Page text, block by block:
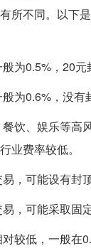
所不同。以下
为0.5%，20元
为0.6%，没有
饮、娱乐等高
业费率较低。
，可能设有封顶
，可能采取固
较低，一般在